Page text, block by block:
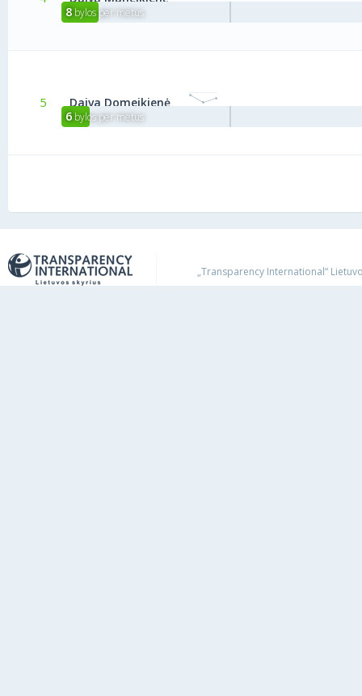
8 bylos per metus
5
Daiva Domeikienė
6 bylos per metus
„Transparency International“